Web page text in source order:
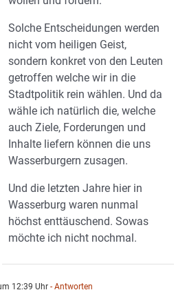
Solche Entscheidungen werden
nicht vom heiligen Geist,
sondern konkret von den Leuten
getroffen welche wir in die
Stadtpolitik rein wählen. Und da
wähle ich natürlich die, welche
auch Ziele, Forderungen und
Inhalte liefern können die uns
Wasserburgern zusagen.
Und die letzten Jahre hier in
Wasserburg waren nunmal
höchst enttäuschend. Sowas
möchte ich nicht nochmal.
12:39 Uhr - Antworten